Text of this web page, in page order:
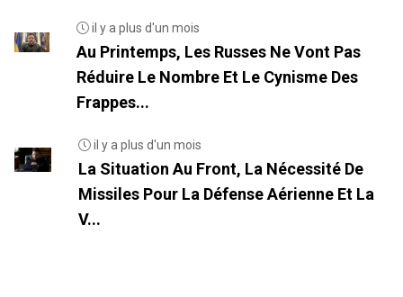
il y a plus d'un mois
Au Printemps, Les Russes Ne Vont Pas
Réduire Le Nombre Et Le Cynisme Des
Frappes...
il y a plus d'un mois
La Situation Au Front, La Nécessité De
Missiles Pour La Défense Aérienne Et La
V...